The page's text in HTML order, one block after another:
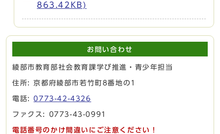
863.42KB)
お問い合わせ
綾部市教育部社会教育課学び推進・青少年担当
住所: 京都府綾部市若竹町8番地の1
電話:0773-42-4326
ファクス: 0773-43-0991
電話番号のかけ間違いにご注意ください！